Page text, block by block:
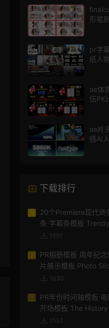
形笔
pr字
纸人
ae体
伍PK
ae片头模
感AI
下载排行
1
20个Premiere现代商
条 字幕条模板
1691
2
PR相册模板 周年纪
片展示模板 Photo
1630
3
PR年份时间轴模板
开场模板 The
1557